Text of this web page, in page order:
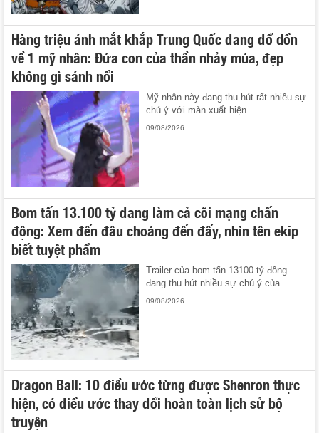
Hàng triệu ánh mắt khắp Trung Quốc đang đổ dồn
về 1 mỹ nhân: Đứa con của thần nhảy múa, đẹp
không gì sánh nổi
Mỹ nhân này đang thu hút rất nhiều sự
chú ý với màn xuất hiện ...
09/08/2026
Bom tấn 13.100 tỷ đang làm cả cõi mạng chấn
động: Xem đến đâu choáng đến đấy, nhìn tên ekip
biết tuyệt phẩm
Trailer của bom tấn 13100 tỷ đồng
đang thu hút nhiều sự chú ý của ...
09/08/2026
Dragon Ball: 10 điều ước từng được Shenron thực
hiện, có điều ước thay đổi hoàn toàn lịch sử bộ
truyện